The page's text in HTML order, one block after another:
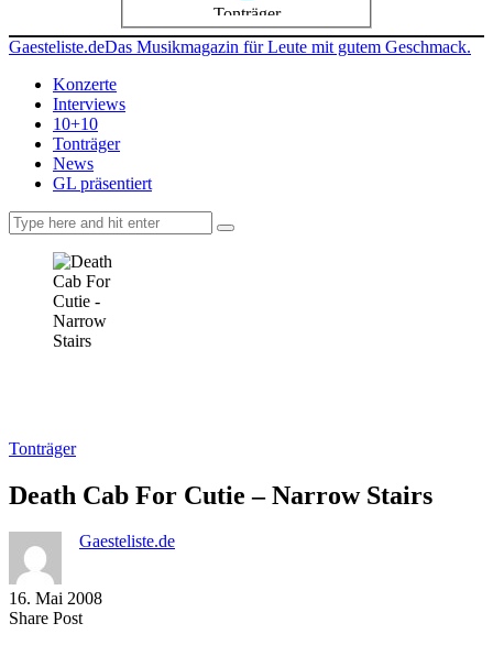
Tonträger
Gaesteliste.deDas Musikmagazin für Leute mit gutem Geschmack.
Konzerte
Interviews
10+10
Tonträger
News
GL präsentiert
Tonträger
Death Cab For Cutie – Narrow Stairs
Gaesteliste.de
16. Mai 2008
Share PostShare
Copy
Send